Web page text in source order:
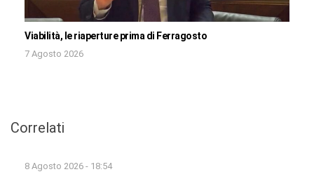
Viabilità, le riaperture prima di Ferragosto
7 Agosto 2026
Correlati
8 Agosto 2026 - 18:54